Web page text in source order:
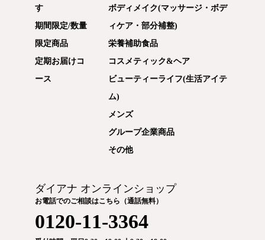
す
期間限定/数量
限定商品
定期お届けコ
ース
ボディメイク(マッサージ・ボデ
ィケア・部分補整)
栄養補助食品
コスメティック&ヘア
ビューティーライフ(生活アイテ
ム)
メンズ
グループ企業商品
その他
ダイアナ オンラインショップ
お電話でのご相談はこちら（通話無料）
0120-11-3364